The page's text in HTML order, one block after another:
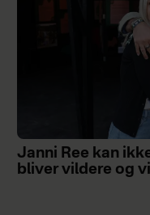
Janni Ree kan
bliver vildere og